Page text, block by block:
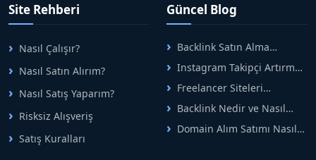
arasındaki süreci risksiz
alışveriş sistemi ile koruyan
ticaretin güvenli
adreslerinden birisidir.
Site Rehberi
Nasıl Çalışır?
Nasıl Satın Alırım?
Nasıl Satış Yaparım?
Risksiz Alışveriş
Satış Kuralları
Güncel Blog
Backlink Satın Alma
Rehberi: Güvenli SEO İçin
Doğru Adımlar
Instagram Takipçi Artırma
Yöntemleri: Organik Büyüme
Rehberi
Freelancer Siteleri
Arasında Doğru Seçim Nasıl
Yapılır
Backlink Nedir ve Nasıl
Alınır? Etkili Yöntemler
Domain Alım Satımı Nasıl